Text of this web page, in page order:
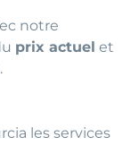
notre
prix actuel et
.
les services